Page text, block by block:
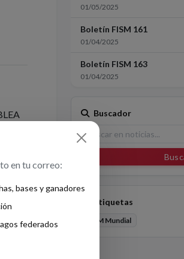
01/05/2025
Boletín FISM 161
01/04/2025
Boletín FISM 163
01/04/2025
Buscador
Etiquetas
FISM Mundial
en tu correo:
bases y ganadores
federados